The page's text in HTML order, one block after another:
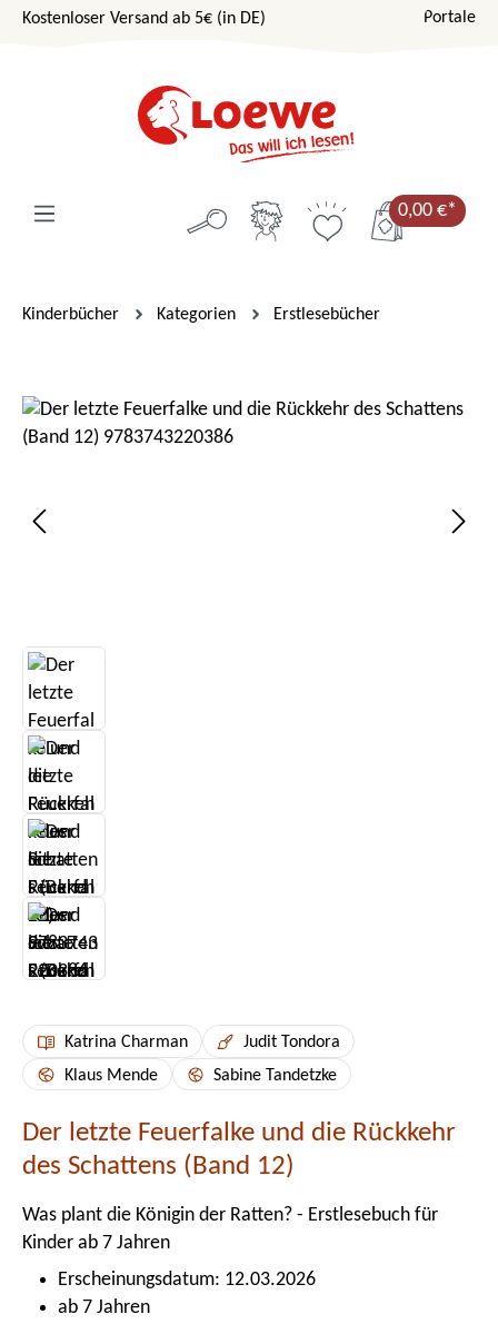
Zum Hauptinhalt springen
Kostenloser Versand ab 5€ (in DE) Portale
0,00 €*
Kinderbücher Kategorien Erstlesebücher
Bildergalerie überspringen
Katrina Charman
Judit Tondora
Klaus Mende
Sabine Tandetzke
Der letzte Feuerfalke und die Rückkehr
des Schattens (Band 12)
Was plant die Königin der Ratten? - Erstlesebuch für
Kinder ab 7 Jahren
Erscheinungsdatum: 12.03.2026
ab 7 Jahren